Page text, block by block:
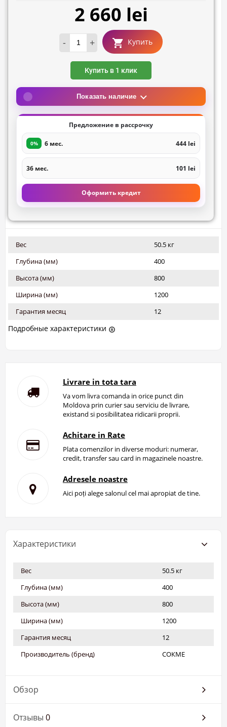
2 660 lei
- + Купить
Купить в 1 клик
Показать наличие
Предложение в рассрочку
0% 6 мес. 444 lei
36 мес. 101 lei
Оформить кредит
Вес
50.5 кг
Глубина (мм)
400
Высота (мм)
800
Ширина (мм)
1200
Гарантия месяц
12
Подробные характеристики
Livrare in tota tara
Va vom livra comanda in orice punct din
Moldova prin curier sau serviciu de livrare,
existand si posibilitatea ridicarii proprii.
Achitare in Rate
Plata comenzilor in diverse moduri: numerar,
credit, transfer sau card in magazinele noastre.
Adresele noastre
Aici poți alege salonul cel mai apropiat de tine.
Характеристики
Вес
50.5 кг
Глубина (мм)
400
Высота (мм)
800
Ширина (мм)
1200
Гарантия месяц
12
Производитель (бренд)
СОКМЕ
Обзор
Отзывы 0